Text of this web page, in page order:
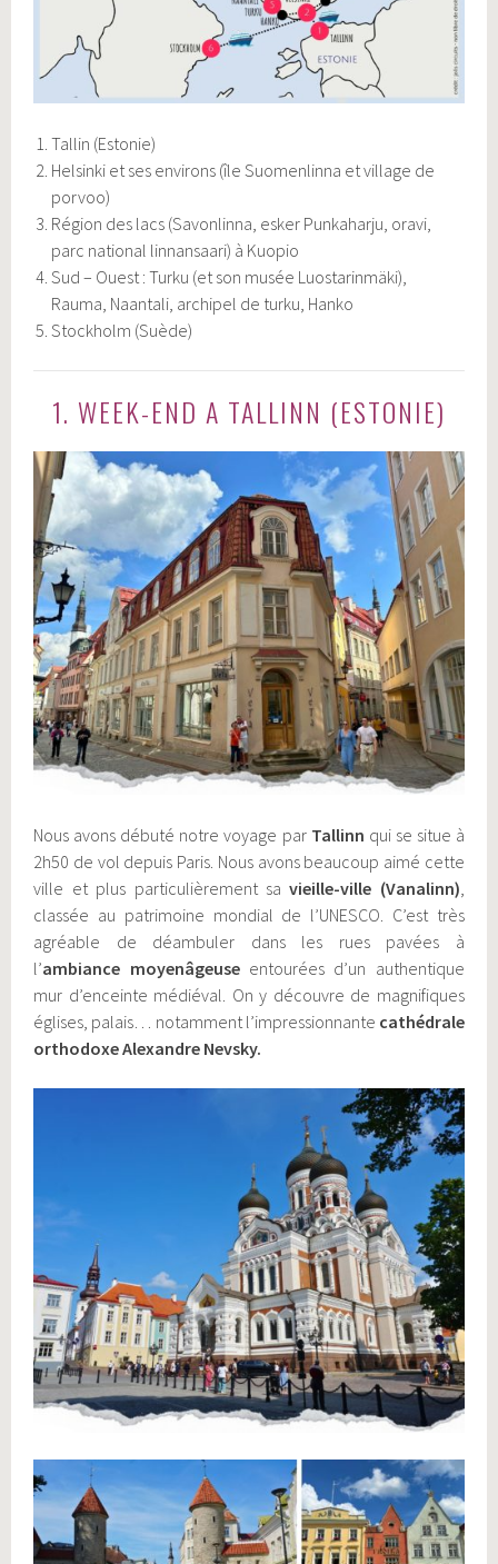
Tallin (Estonie)
Helsinki et ses environs (île Suomenlinna et village de
porvoo)
Région des lacs (Savonlinna, esker Punkaharju, oravi,
parc national linnansaari) à Kuopio
Sud – Ouest : Turku (et son musée Luostarinmäki),
Rauma, Naantali, archipel de turku, Hanko
Stockholm (Suède)
1. WEEK-END A TALLINN (ESTONIE)
Nous avons débuté notre voyage par Tallinn qui se situe à
2h50 de vol depuis Paris. Nous avons beaucoup aimé cette
ville et plus particulièrement savieille-ville (Vanalinn),
classée au patrimoine mondial de l’UNESCO. C’est très
agréable de déambuler dans les rues pavées à
l’ambiance moyenâgeuse entourées d’un authentique
mur d’enceinte médiéval. On y découvre de magnifiques
églises, palais… notamment l’impressionnante cathédrale
orthodoxe Alexandre Nevsky.